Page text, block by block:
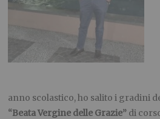
anno scolastico, ho salito i gradini
“Beata Vergine delle Grazie” di